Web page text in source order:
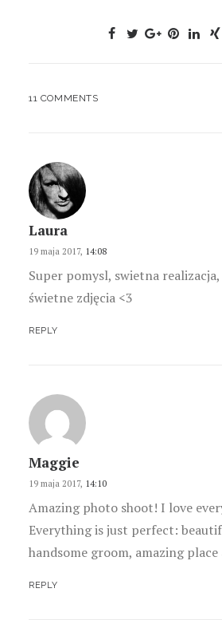
11 COMMENTS
Laura
19 maja 2017, 14:08
Super pomysl, swietna
świetne zdjęcia <3
REPLY
Maggie
19 maja 2017, 14:10
Amazing photo shoot! I love
Everything is just perfect:
handsome groom, amazing
REPLY